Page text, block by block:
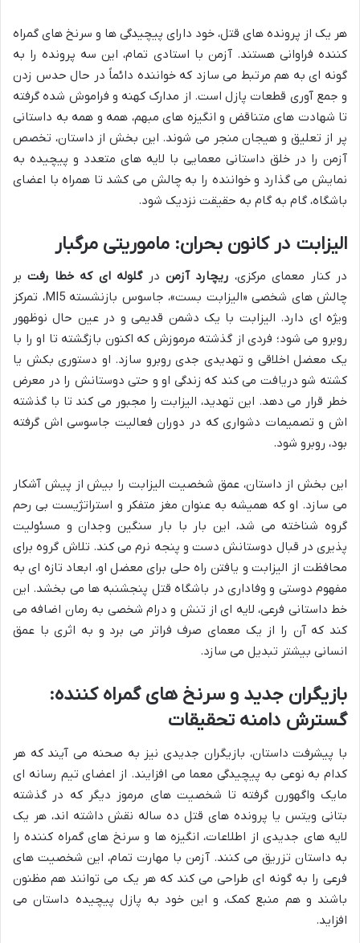
هر یک از پرونده های قتل، خود دارای پیچیدگی ها و سرنخ های گمراه
کننده فراوانی هستند. آزمن با استادی تمام، این سه پرونده را به
گونه ای به هم مرتبط می سازد که خواننده دائماً در حال حدس زدن
و جمع آوری قطعات پازل است. از مدارک کهنه و فراموش شده گرفته
تا شهادت های متناقض و انگیزه های مبهم، همه و همه به داستانی
پر از تعلیق و هیجان منجر می شوند. این بخش از داستان، تخصص
آزمن را در خلق داستانی معمایی با لایه های متعدد و پیچیده به
نمایش می گذارد و خواننده را به چالش می کشد تا همراه با اعضای
باشگاه، گام به گام به حقیقت نزدیک شود.
الیزابت در کانون بحران: ماموریتی مرگبار
در کنار معمای مرکزی، ریچارد آزمن درگلوله ای که خطا رفتبر
چالش های شخصی «الیزابت بست»، جاسوس بازنشسته MI5، تمرکز
ویژه ای دارد. الیزابت با یک دشمن قدیمی و در عین حال نوظهور
روبرو می شود؛ فردی از گذشته مرموزش که اکنون بازگشته تا او را با
یک معضل اخلاقی و تهدیدی جدی روبرو سازد. او دستوری بکش یا
کشته شو دریافت می کند که زندگی او و حتی دوستانش را در معرض
خطر قرار می دهد. این تهدید، الیزابت را مجبور می کند تا با گذشته
اش و تصمیمات دشواری که در دوران فعالیت جاسوسی اش گرفته
بود، روبرو شود.
این بخش از داستان، عمق شخصیت الیزابت را بیش از پیش آشکار
می سازد. او که همیشه به عنوان مغز متفکر و استراتژیست بی رحم
گروه شناخته می شد، این بار با بار سنگین وجدان و مسئولیت
پذیری در قبال دوستانش دست و پنجه نرم می کند. تلاش گروه برای
محافظت از الیزابت و یافتن راه حلی برای معضل او، ابعاد تازه ای به
مفهوم دوستی و وفاداری در باشگاه قتل پنجشنبه ها می بخشد. این
خط داستانی فرعی، لایه ای از تنش و درام شخصی به رمان اضافه می
کند که آن را از یک معمای صرف فراتر می برد و به اثری با عمق
انسانی بیشتر تبدیل می سازد.
بازیگران جدید و سرنخ های گمراه کننده:
گسترش دامنه تحقیقات
با پیشرفت داستان، بازیگران جدیدی نیز به صحنه می آیند که هر
کدام به نوعی به پیچیدگی معما می افزایند. از اعضای تیم رسانه ای
مایک واگهورن گرفته تا شخصیت های مرموز دیگر که در گذشته
بتانی ویتس یا پرونده های قتل ده ساله نقش داشته اند، هر یک
لایه های جدیدی از اطلاعات، انگیزه ها و سرنخ های گمراه کننده را
به داستان تزریق می کنند. آزمن با مهارت تمام، این شخصیت های
فرعی را به گونه ای طراحی می کند که هر یک می توانند هم مظنون
باشند و هم منبع کمک، و این خود به پازل پیچیده داستان می
افزاید.